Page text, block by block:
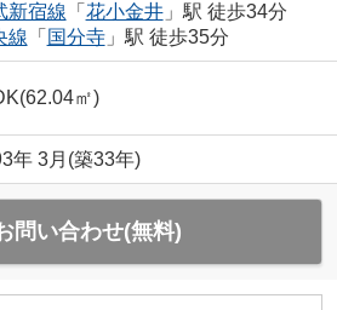
新宿線 「 花小金井」駅 徒歩34分
線 「 国分寺」駅 徒歩35分
㎡)
年 3月(築33年)
問い合わせ(無料)